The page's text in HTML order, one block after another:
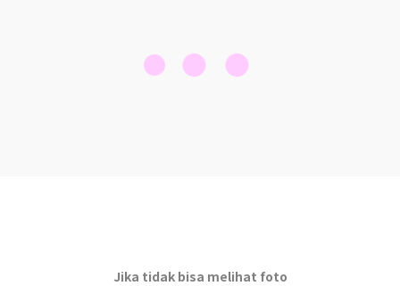
Jika tidak bisa melihat foto